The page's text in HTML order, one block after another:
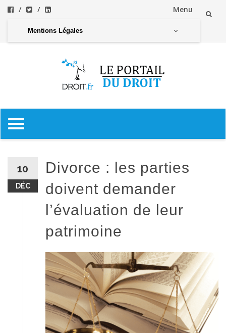
Menu
Mentions Légales
Divorce : les parties
doivent demander
l’évaluation de leur
patrimoine
10
DÉC